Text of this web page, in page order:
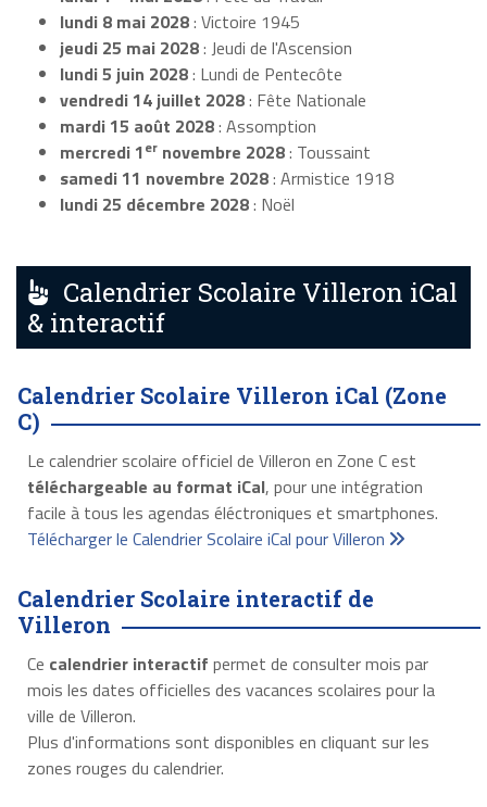
lundi 8 mai 2028: Victoire 1945
jeudi 25 mai 2028: Jeudi de l'Ascension
lundi 5 juin 2028: Lundi de Pentecôte
vendredi 14 juillet 2028: Fête Nationale
mardi 15 août 2028: Assomption
mercredi 1er novembre 2028: Toussaint
samedi 11 novembre 2028: Armistice 1918
lundi 25 décembre 2028: Noël
Calendrier Scolaire Villeron iCal
& interactif
Calendrier Scolaire Villeron iCal (Zone
C)
Le calendrier scolaire officiel de Villeron en Zone C est
téléchargeable au format iCal, pour une intégration
facile à tous les agendas éléctroniques et smartphones.
Télécharger le Calendrier Scolaire iCal pour Villeron
Calendrier Scolaire interactif de
Villeron
Ce calendrier interactif permet de consulter mois par
mois les dates officielles des vacances scolaires pour la
ville de Villeron.
Plus d'informations sont disponibles en cliquant sur les
zones rouges du calendrier.